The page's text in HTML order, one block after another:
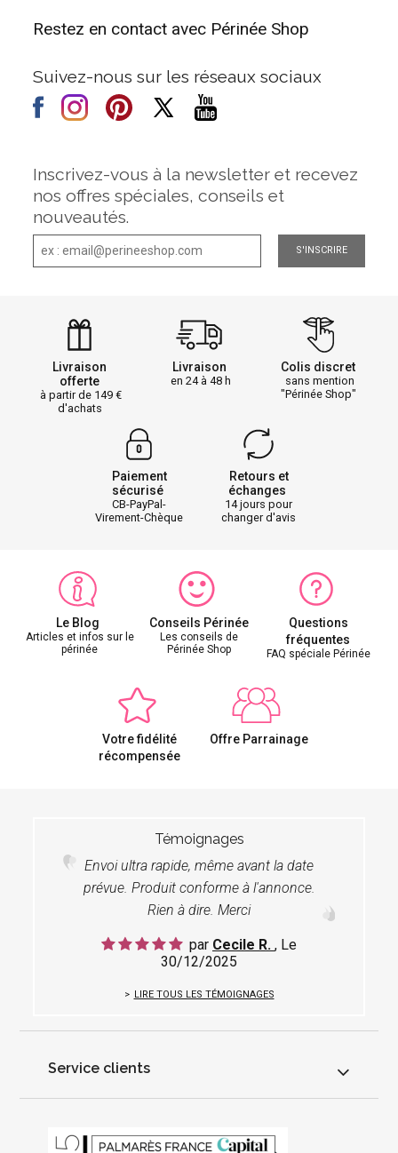
Restez en contact avec Périnée Shop
Suivez-nous sur les réseaux sociaux
Inscrivez-vous à la newsletter et recevez
nos offres spéciales, conseils et
nouveautés.
S'INSCRIRE
Livraison
offerte
à partir de 149
d'achats
Livraison
en 24 à 48 h
Colis discret
sans mention
"Périnée Shop"
Paiement
sécurisé
CB-PayPal-
Virement-Chèque
Retours et
échanges
14 jours pour
changer d'avis
Le Blog
Articles et infos sur le
périnée
Conseils Périnée
Les conseils de
Périnée Shop
Questions
fréquentes
FAQ spéciale Périnée
Votre fidélité
récompensée
Offre Parrainage
Témoignages
Envoi ultra rapide, même avant la date
prévue. Produit conforme à l'annonce.
Rien à dire. Merci
par Cecile R. , Le
30/12/2025
LIRE TOUS LES TÉMOIGNAGES
Service clients